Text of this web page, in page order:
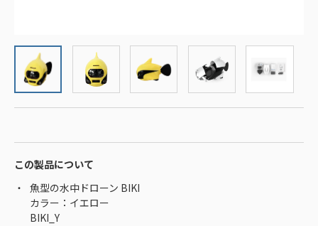
この製品について
魚型の水中ドローン BIKI
カラー：イエロー
BIKI_Y